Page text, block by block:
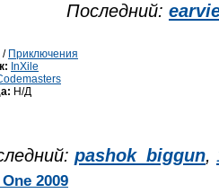
Последний:
/ Приключения
InXile
Н/Д
pashok_biggun,
2009